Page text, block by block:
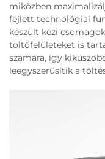
miközben
fejlett technológiai
készült kézi
töltőfelületeket is
számára, így
leegyszerűsítik a